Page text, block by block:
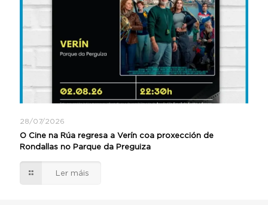
28/07/2026
O Cine na Rúa regresa a Verín coa proxección de
Rondallas no Parque da Preguiza
Ler máis